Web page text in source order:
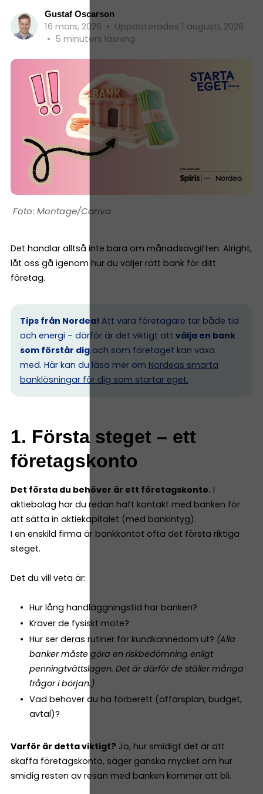
Gustaf Oscarson
16 mars, 2026 • Uppdaterades 1 augusti, 2026
• 5 minuters läsning
Montage/Canva
Det handlar alltså inte bara om månadsavgiften. Alright,
låt oss gå igenom hur du väljer rätt bank för ditt
företag.
Tips från Nordea! Att vara företagare tar både tid
och energi – därför är det viktigt att välja en bank
som förstår dig och som företaget kan växa
med. Här kan du läsa mer om Nordeas smarta
banklösningar för dig som startar eget.
1. Första steget – ett
företagskonto
Det första du behöver är ett företagskonto. I
aktiebolag har du redan haft kontakt med banken för
att sätta in aktiekapitalet (med bankintyg).
I en enskild firma är bankkontot ofta det första riktiga
steget.
Det du vill veta är:
Hur lång handläggningstid har banken?
Kräver de fysiskt möte?
Hur ser deras rutiner för kundkännedom ut? (Alla
banker måste göra en riskbedömning enligt
penningtvättslagen. Det är därför de ställer många
frågor i början.)
Vad behöver du ha förberett (affärsplan, budget,
avtal)?
Varför är detta viktigt? Jo, hur smidigt det är att
skaffa företagskonto, säger ganska mycket om hur
smidig resten av resan med banken kommer att bli.